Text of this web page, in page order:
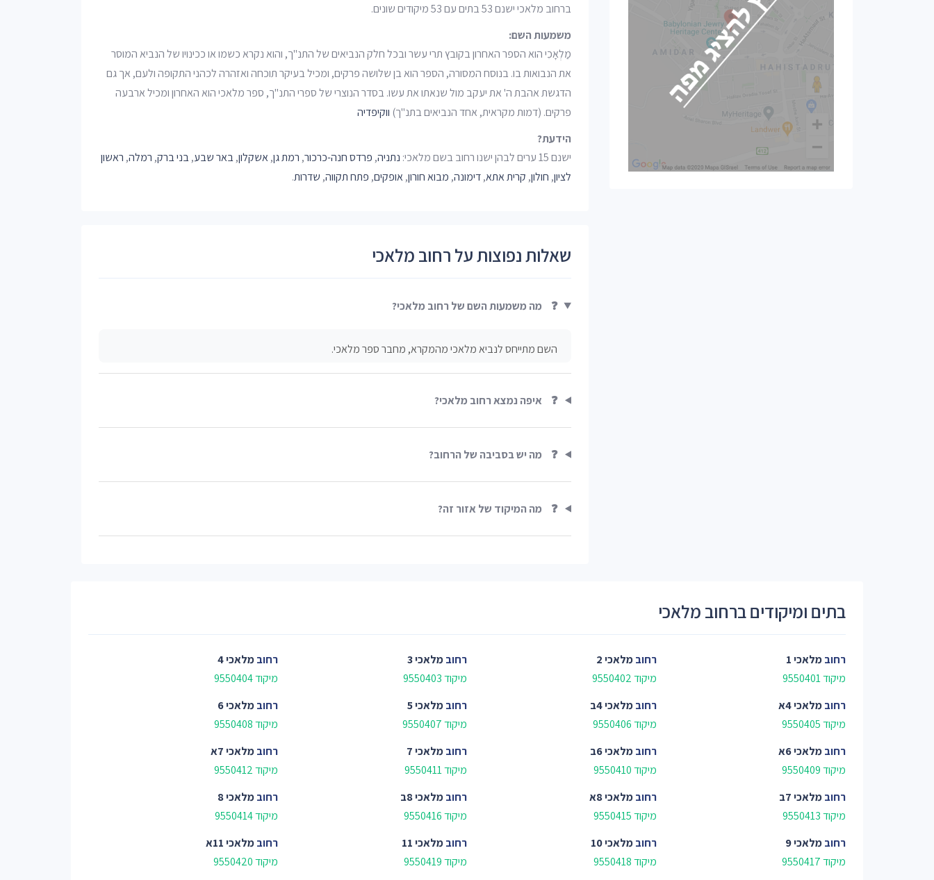
ברחוב מלאכי ישנם 53 בתים עם 53 מיקודים שונים.
משמעות השם:
מַלְאָכִי הוא הספר האחרון בקובץ תרי עשר ובכל חלק הנביאים של התנ"ך, והוא נקרא כשמו או ככינויו של הנביא המוסר
את הנבואות בו. בנוסח המסורה, הספר הוא בן שלושה פרקים, ומכיל בעיקר תוכחה ואזהרה לכהני התקופה ולעם, אך גם
הדגשת אהבת ה' את יעקב מול שנאתו את עשו. בסדר הנוצרי של ספרי התנ"ך, ספר מלאכי הוא האחרון ומכיל ארבעה
פרקים. (דמות מקראית, אחד הנביאים בתנ"ך) ווקיפדיה
הידעת?
ישנם 15 ערים לבהן ישנו רחוב בשם מלאכי:
נתניה, פרדס חנה-כרכור, רמת גן,אשקלון,באר שבע,בני ברק, רמלה, ראשון
לציון, חולון, קרית אתא,דימונה, מבוא חורון,אופקים, פתח תקווה, שדרות.
שאלות נפוצות על רחוב מלאכי
❓ מה משמעות השם של רחוב מלאכי?
השם מתייחס לנביא מלאכי מהמקרא, מחבר ספר מלאכי.
❓ איפה נמצא רחוב מלאכי?
❓ מה יש בסביבה של הרחוב?
❓ מה המיקוד של אזור זה?
בתים ומיקודים ברחוב מלאכי
רחובמלאכי 1
מיקוד 9550401
רחובמלאכי 2
מיקוד 9550402
רחובמלאכי 3
מיקוד 9550403
רחובמלאכי 4
מיקוד 9550404
רחובמלאכי 4א
מיקוד 9550405
רחובמלאכי 4ב
מיקוד 9550406
רחובמלאכי 5
מיקוד 9550407
רחובמלאכי 6
מיקוד 9550408
רחובמלאכי 6א
מיקוד 9550409
רחובמלאכי 6ב
מיקוד 9550410
רחובמלאכי 7
מיקוד 9550411
רחובמלאכי 7א
מיקוד 9550412
רחובמלאכי 7ב
מיקוד 9550413
רחובמלאכי 8א
מיקוד 9550415
רחובמלאכי 8ב
מיקוד 9550416
רחובמלאכי 8
מיקוד 9550414
רחובמלאכי 9
מיקוד 9550417
רחובמלאכי 10
מיקוד 9550418
רחובמלאכי 11
מיקוד 9550419
רחובמלאכי 11א
מיקוד 9550420